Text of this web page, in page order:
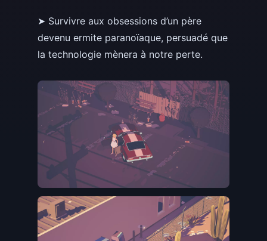
➤ Survivre aux obsessions d’un père
devenu ermite paranoïaque, persuadé que
la technologie mènera à notre perte.